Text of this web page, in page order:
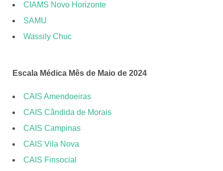
CIAMS Novo Horizonte
SAMU
Wassily Chuc
Escala Médica Mês de Maio de 2024
CAIS Amendoeiras
CAIS Cândida de Morais
CAIS Campinas
CAIS Vila Nova
CAIS Finsocial